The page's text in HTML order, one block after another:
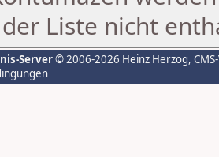
Liste nicht
Server© 2006-2026 Heinz Herzog,